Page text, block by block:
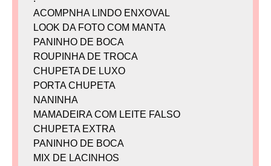
ACOMPNHA LINDO ENXOVAL
LOOK DA FOTO COM MANTA
PANINHO DE BOCA
ROUPINHA DE TROCA
CHUPETA DE LUXO
PORTA CHUPETA
NANINHA
MAMADEIRA COM LEITE FALSO
CHUPETA EXTRA
PANINHO DE BOCA
MIX DE LACINHOS